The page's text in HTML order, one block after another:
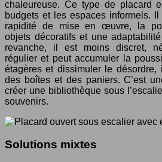
chaleureuse. Ce type de placard
budgets et les espaces informels.
rapidité de mise en œuvre, la
objets décoratifs et une
revanche, il est moins discret,
régulier et peut accumuler la
étagères et dissimuler le désordre,
des boîtes et des paniers. C’est
créer une bibliothèque sous
souvenirs.
Solutions mixtes